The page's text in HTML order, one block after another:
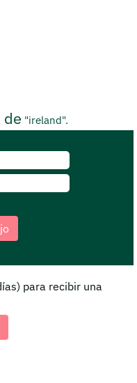
de "ireland".
para recibir una